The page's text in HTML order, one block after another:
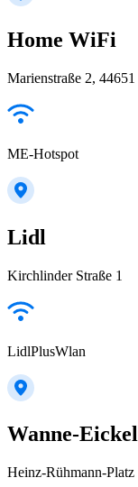
Home WiFi
Marienstraße 2,
ME-Hotspot
Lidl
Kirchlinder Straße 1
LidlPlusWlan
Wanne-
Heinz-Rühmann-Platz